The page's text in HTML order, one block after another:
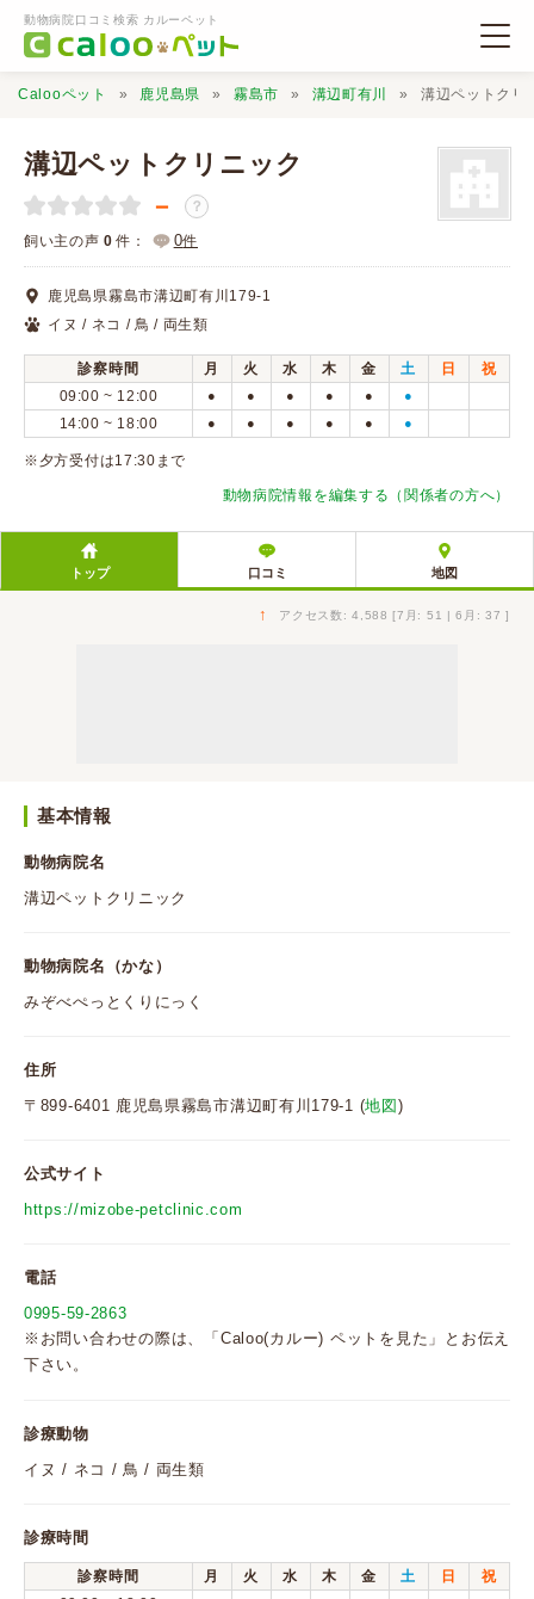
動物病院口コミ検索 カルーペット
動物病院検索
口コミ検索
Calooペットとは？
口コミ投稿
Calooペット 鹿児島県 霧島市 溝辺町有川 溝辺ペットクリ
溝辺ペットクリニック
－ ？
飼い主の声 0 件： 0件
鹿児島県霧島市溝辺町有川179-1
イヌ / ネコ / 鳥 / 両生類
診察時間 月 火 水 木 金 土 日
祝
09:00 ~ 12:00
● ● ● ● ● ●
14:00 ~ 18:00 ● ● ● ● ● ●
※夕方受付は17:30まで
動物病院情報を編集する（関係者の方へ）
トップ 口コミ 地図
↑ アクセス数: 4,588 [7月: 51 | 6月: 37 ]
基本情報
動物病院名
溝辺ペットクリニック
動物病院名（かな）
みぞべぺっとくりにっく
住所
〒899-6401 鹿児島県霧島市溝辺町有川179-1 (地図 )
公式サイト
https://mizobe-petclinic.com
電話
0995-59-2863
※お問い合わせの際は、「Caloo(カルー) ペットを見た」とお伝え
下さい。
診療動物
イヌ / ネコ / 鳥 / 両生類
診療時間
診察時間 月 火 水 木 金 土 日
祝